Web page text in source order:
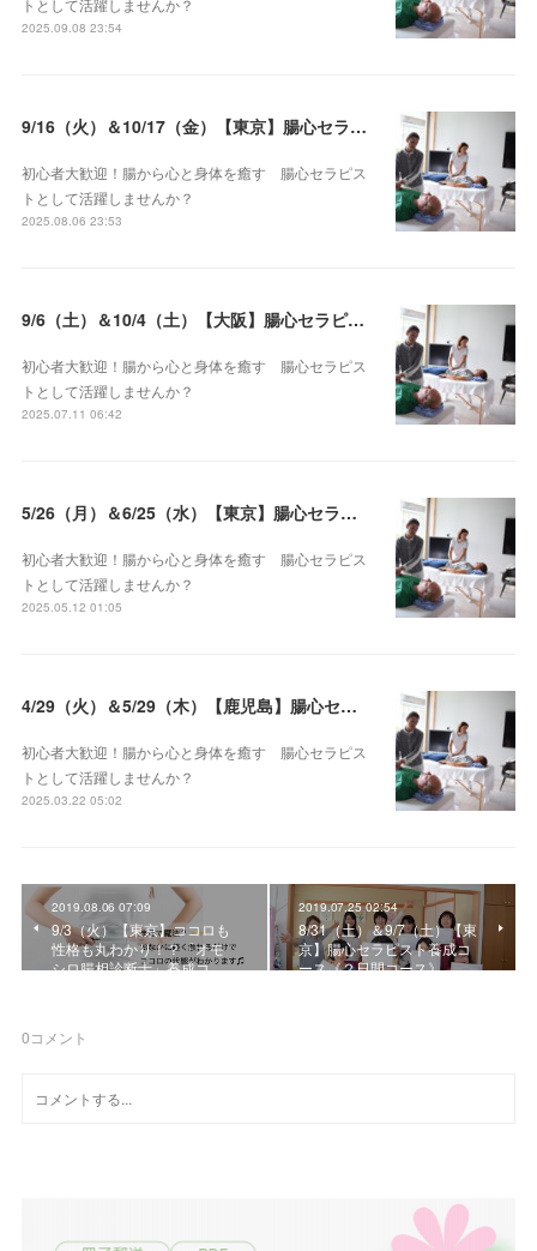
トとして活躍しませんか？
2025.09.08 23:54
9/16（火）＆10/17（金）【東京】腸心セラピスト養成コース《２日間コース》開講決定
初心者大歓迎！腸から心と身体を癒す 腸心セラピス
トとして活躍しませんか？
2025.08.06 23:53
9/6（土）＆10/4（土）【大阪】腸心セラピスト養成コース《２日間コース》開講決定
初心者大歓迎！腸から心と身体を癒す 腸心セラピス
トとして活躍しませんか？
2025.07.11 06:42
5/26（月）＆6/25（水）【東京】腸心セラピスト養成コース《２日間コース》開講決定
初心者大歓迎！腸から心と身体を癒す 腸心セラピス
トとして活躍しませんか？
2025.05.12 01:05
4/29（火）＆5/29（木）【鹿児島】腸心セラピスト養成コース《２日間コース》開講決定
初心者大歓迎！腸から心と身体を癒す 腸心セラピス
トとして活躍しませんか？
2025.03.22 05:02
2019.08.06 07:09
9/3（火）【東京】ココロも
性格も丸わかり！？「オモ
シロ腸相診断士」養成コ…
2019.07.25 02:54
8/31（土）＆9/7（土）【東
京】腸心セラピスト養成コ
ース《２日間コース》
0コメント